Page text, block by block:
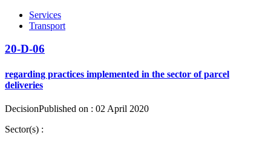
Services
Transport
20-D-06
regarding practices implemented in the sector of parcel
deliveries
DecisionPublished on : 02 April 2020
Sector(s) :